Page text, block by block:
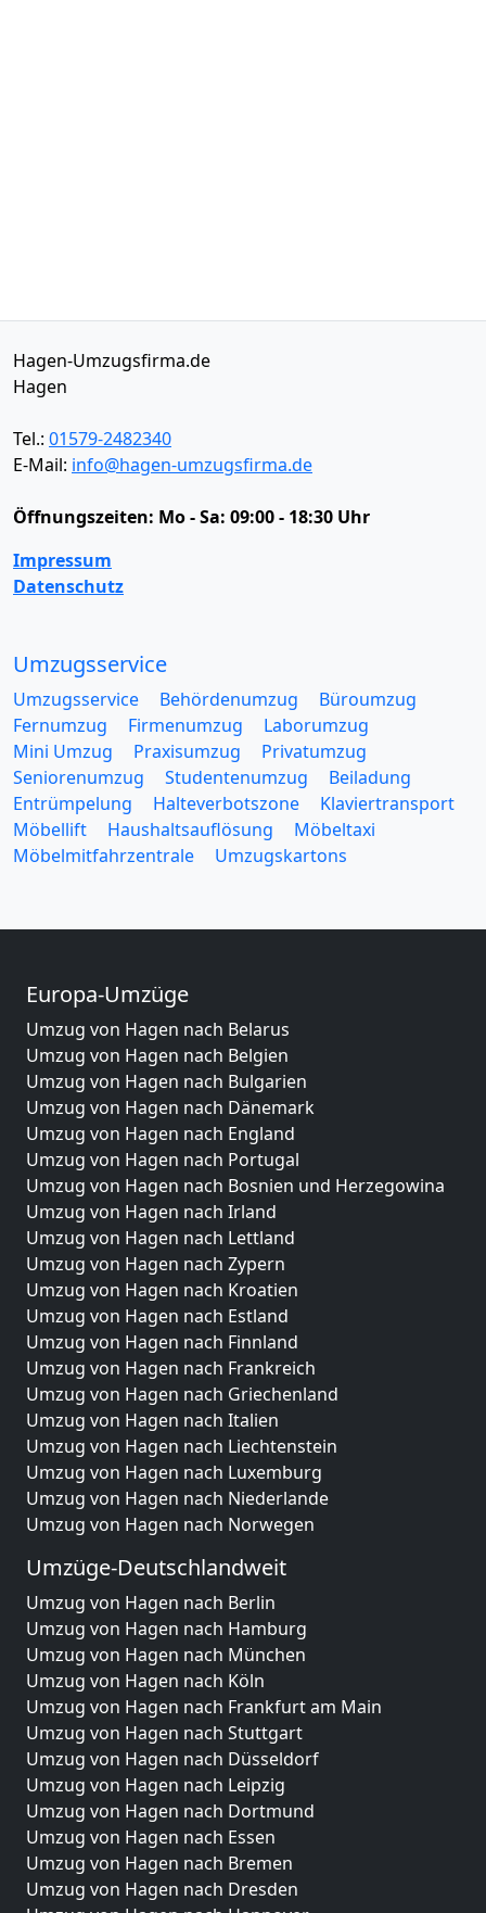
Hagen-Umzugsfirma.de
Hagen
Tel.: 01579-2482340
E-Mail: info@hagen-umzugsfirma.de
Öffnungszeiten: Mo - Sa: 09:00 - 18:30 Uhr
Impressum
Datenschutz
Umzugsservice
Umzugsservice Behördenumzug
Büroumzug
Fernumzug
Firmenumzug
Laborumzug
Mini Umzug
Praxisumzug
Privatumzug
Seniorenumzug
Studentenumzug
Beiladung
Entrümpelung
Halteverbotszone
Klaviertransport
Möbellift
Haushaltsauflösung
Möbeltaxi
Möbelmitfahrzentrale
Umzugskartons
Europa-Umzüge
Umzug von Hagen nach Belarus
Umzug von Hagen nach Belgien
Umzug von Hagen nach Bulgarien
Umzug von Hagen nach Dänemark
Umzug von Hagen nach England
Umzug von Hagen nach Portugal
Umzug von Hagen nach Bosnien und Herzegowina
Umzug von Hagen nach Irland
Umzug von Hagen nach Lettland
Umzug von Hagen nach Zypern
Umzug von Hagen nach Kroatien
Umzug von Hagen nach Estland
Umzug von Hagen nach Finnland
Umzug von Hagen nach Frankreich
Umzug von Hagen nach Griechenland
Umzug von Hagen nach Italien
Umzug von Hagen nach Liechtenstein
Umzug von Hagen nach Luxemburg
Umzug von Hagen nach Niederlande
Umzug von Hagen nach Norwegen
Umzüge-Deutschlandweit
Umzug von Hagen nach Berlin
Umzug von Hagen nach Hamburg
Umzug von Hagen nach München
Umzug von Hagen nach Köln
Umzug von Hagen nach Frankfurt am Main
Umzug von Hagen nach Stuttgart
Umzug von Hagen nach Düsseldorf
Umzug von Hagen nach Leipzig
Umzug von Hagen nach Dortmund
Umzug von Hagen nach Essen
Umzug von Hagen nach Bremen
Umzug von Hagen nach Dresden